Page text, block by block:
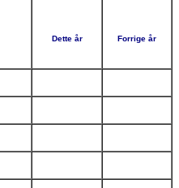
Dette år Forrige år